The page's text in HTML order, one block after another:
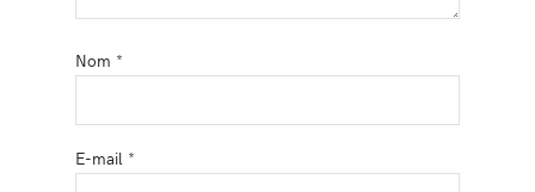
Nom *
E-mail *